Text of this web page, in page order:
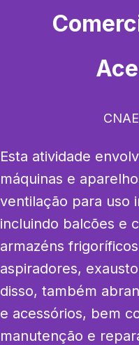
Esta atividade
máquinas e
ventilação para uso
incluindo balcões e
armazéns
aspiradores,
disso, também
e acessórios, bem
manutenção e